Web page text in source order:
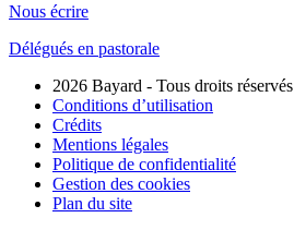
Nous écrire
Délégués en pastorale
2026 Bayard - Tous droits réservés
Conditions d’utilisation
Crédits
Mentions légales
Politique de confidentialité
Gestion des cookies
Plan du site